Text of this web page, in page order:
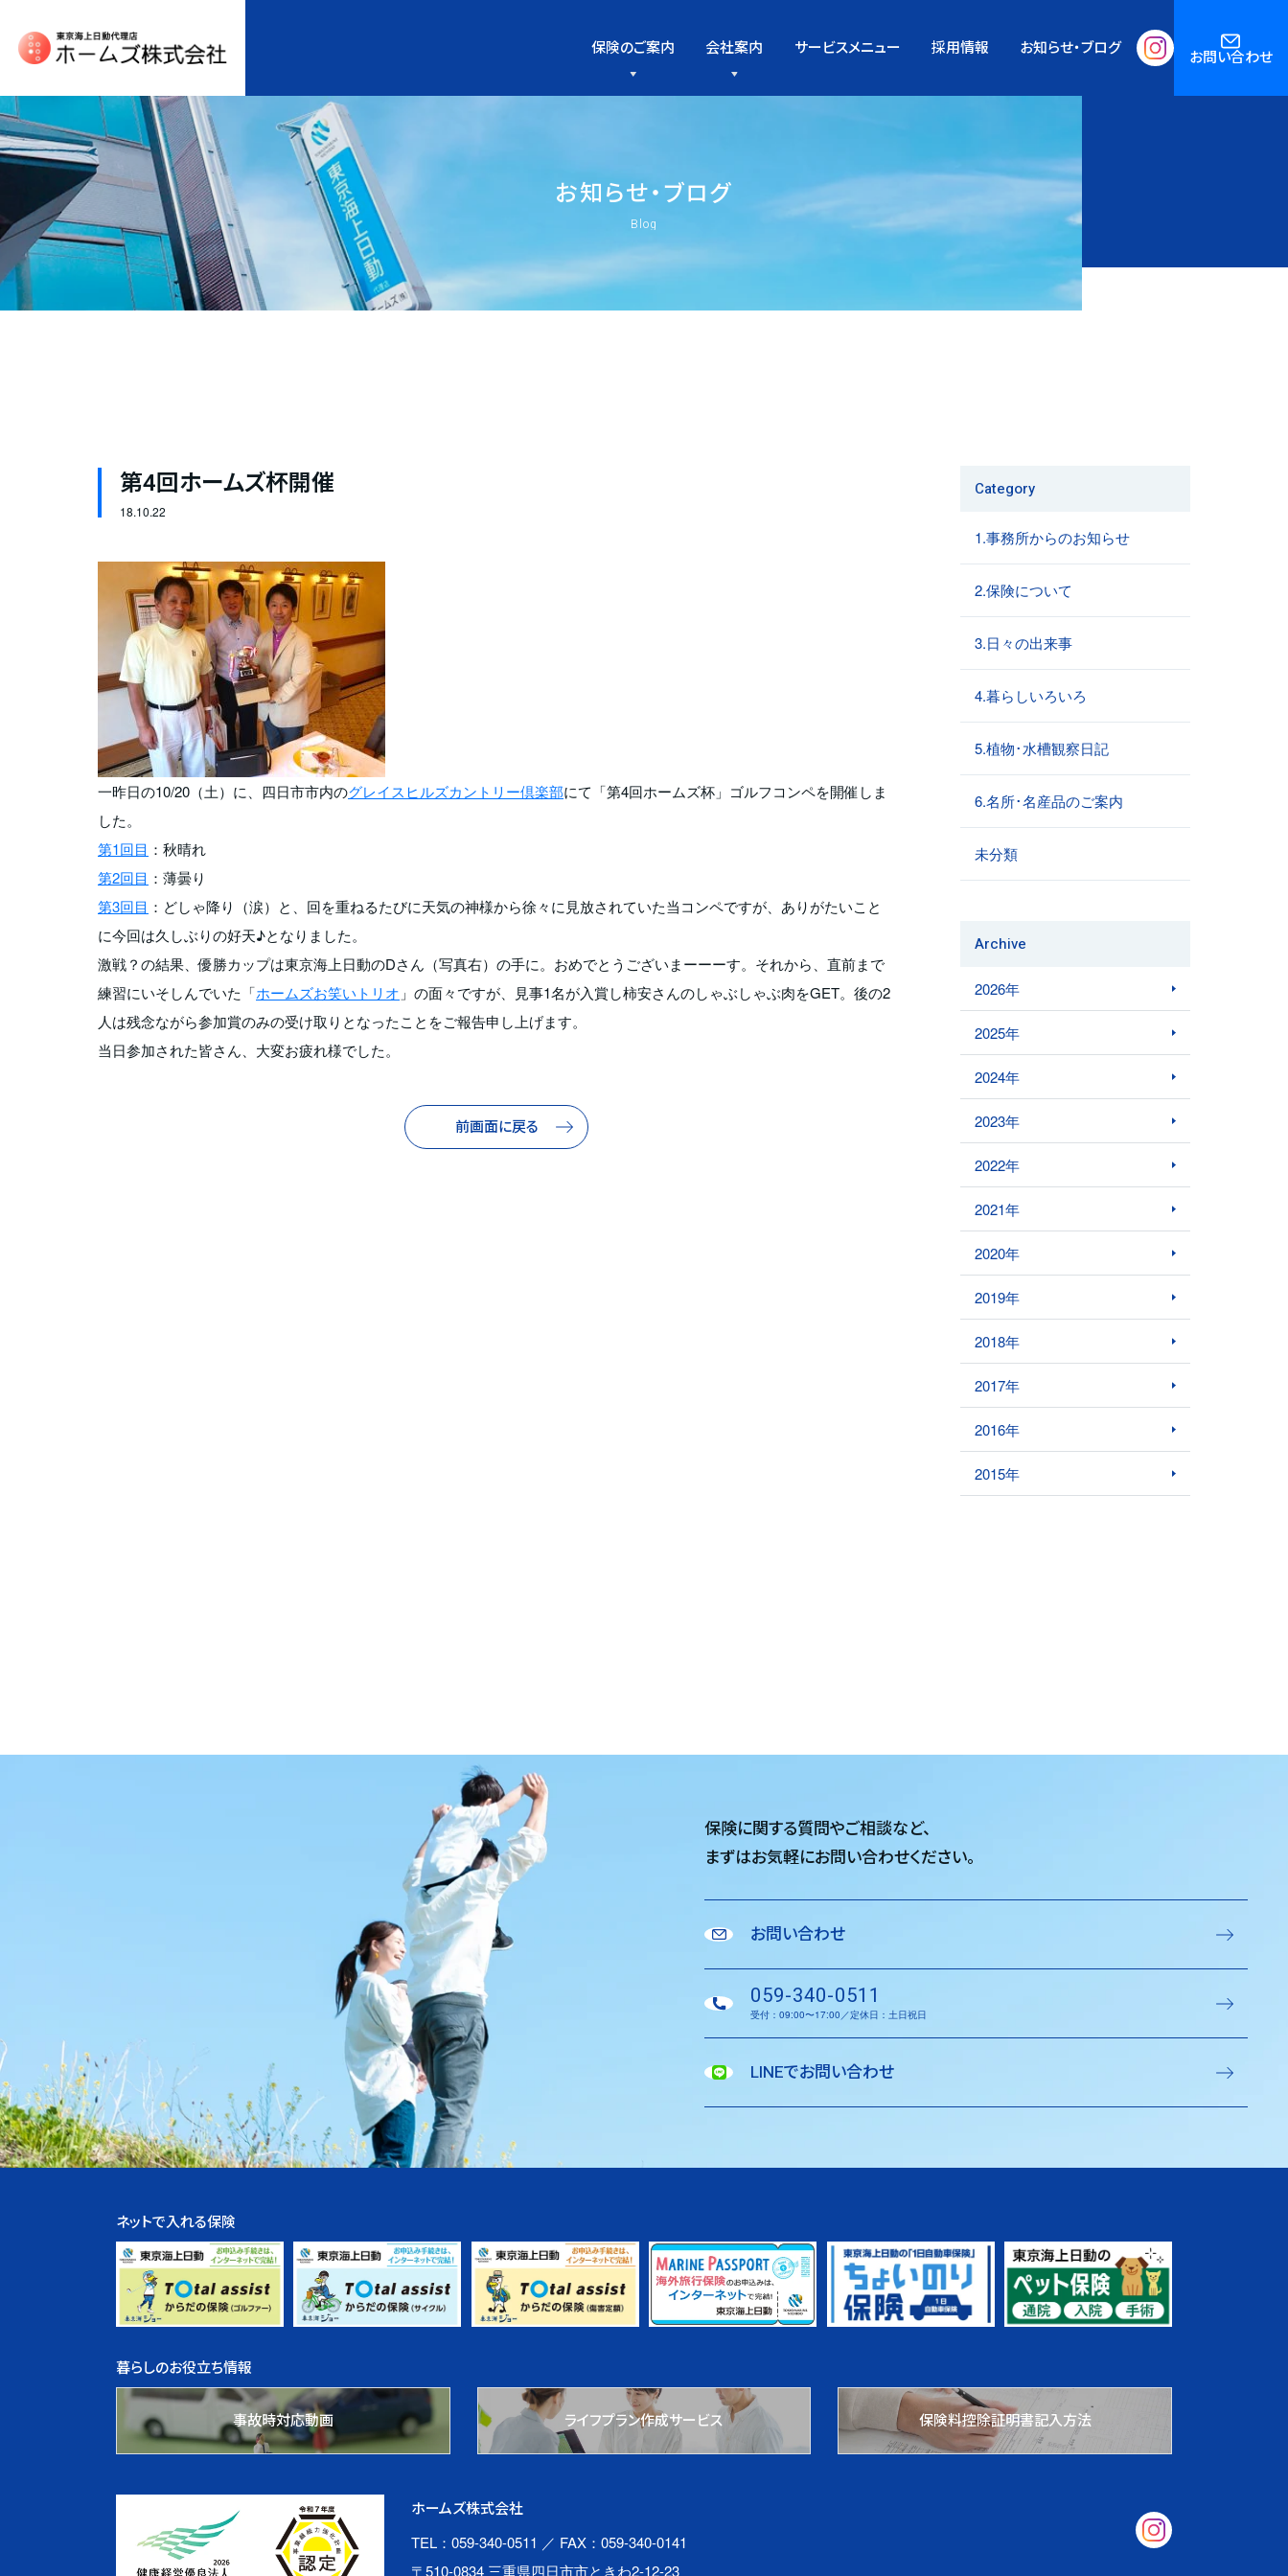
保険のご案内 会社案内 サービスメニュー 採用情報 お知らせ・ブログ お問い合わせ
お知らせ・ブログ
Blog
第4回ホームズ杯開催
18.10.22
一昨日の10/20（土）に、四日市市内のグレイスヒルズカントリー倶楽部にて「第4回ホームズ杯」ゴルフコンペを開催しま
した。
第1回目 ：秋晴れ
第2回目 ：薄曇り
第3回目 ：どしゃ降り（涙）と、回を重ねるたびに天気の神様から徐々に見放されていた当コンペですが、ありがたいこと
に今回は久しぶりの好天♪となりました。
激戦？の結果、優勝カップは東京海上日動のDさん（写真右）の手に。おめでとうございまーーーす。それから、直前まで
練習にいそしんでいた「ホームズお笑いトリオ 」の面々ですが、見事1名が入賞し柿安さんのしゃぶしゃぶ肉をGET。後の2
人は残念ながら参加賞のみの受け取りとなったことをご報告申し上げます。
当日参加された皆さん、大変お疲れ様でした。
前画面に戻る
Category
1.事務所からのお知らせ
2.保険について
3.日々の出来事
4.暮らしいろいろ
5.植物･水槽観察日記
6.名所･名産品のご案内
未分類
Archive
2026年
2025年
2024年
2023年
2022年
2021年
2020年
2019年
2018年
2017年
2016年
2015年
保険に関する質問やご相談など、
まずはお気軽にお問い合わせください。
お問い合わせ
059-340-0511
受付：09:00〜17:00／定休日：土日祝日
LINEでお問い合わせ
ネットで入れる保険
暮らしのお役立ち情報
事故時対応動画 ライフプラン作成サービス 保険料控除証明書記入方法
ホームズ株式会社
TEL：059-340-0511 ／ FAX：059-340-0141
〒510-0834 三重県四日市市ときわ2-12-23